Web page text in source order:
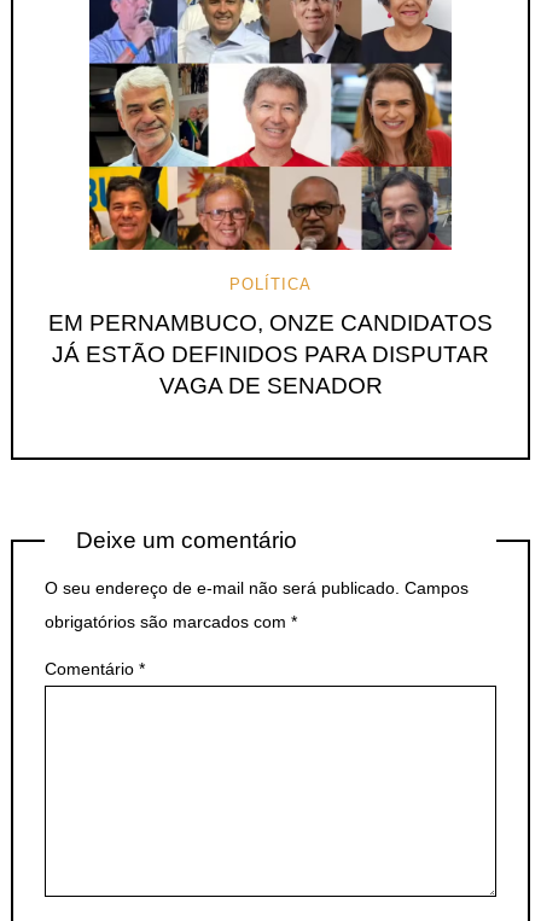
POLÍTICA
EM PERNAMBUCO, ONZE CANDIDATOS
JÁ ESTÃO DEFINIDOS PARA DISPUTAR
VAGA DE SENADOR
Deixe um comentário
O seu endereço de e-mail não será publicado. Campos
obrigatórios são marcados com *
Comentário *